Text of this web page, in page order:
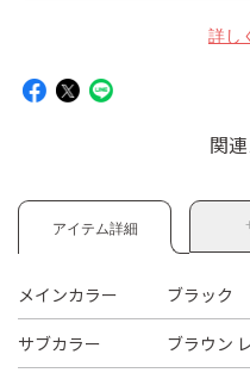
詳し
関
アイテム詳細
メインカラー ブラック
サブカラー ブラウン